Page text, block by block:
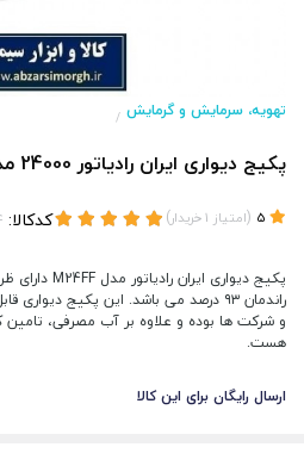
تهویه، سرمایش و گرمایش /
پکیج دیواری ایران رادیاتور 24000 مدل M24FF
(امتیاز 1خریدار) کدکالا:
راندمان ۹۳ درصد می باشد. این پکیج
و شرکت ها بوده و علاوه بر آب مصرفی،
هست.
ارسال رایگان برای این کالا